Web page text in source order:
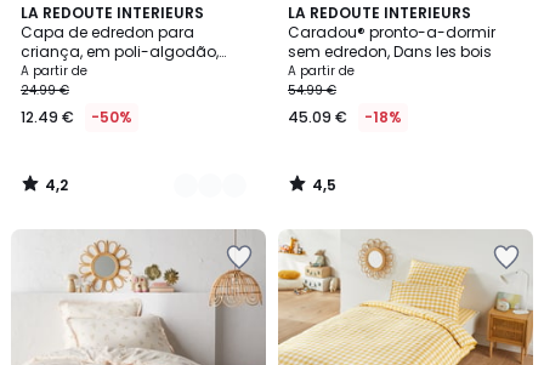
LA REDOUTE INTERIEURS
Capa de edredon para
criança, em poli-algodão,
Scenario
A partir de
24.99 €
12.49 € -50%
4,2
/ 5
16
Cores
4,2
/
LA REDOUTE INTERIEURS
Caradou® pronto-a-dormir
sem edredon, Dans les bois
A partir de
54.99 €
45.09 € -18%
4,5
/ 5
4,5
/